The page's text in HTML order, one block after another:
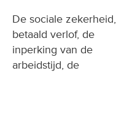
De sociale zekerheid,
betaald verlof, de
inperking van de
arbeidstijd, de